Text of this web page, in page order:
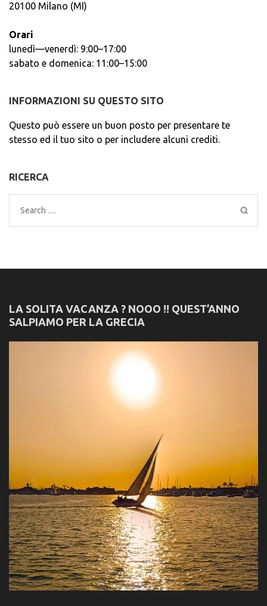
20100 Milano (MI)
Orari
lunedì—venerdì: 9:00–17:00
sabato e domenica: 11:00–15:00
INFORMAZIONI SU QUESTO SITO
Questo può essere un buon posto per presentare te
stesso ed il tuo sito o per includere alcuni crediti.
RICERCA
Search
for:
LA SOLITA VACANZA ? NOOO !! QUEST’ANNO
SALPIAMO PER LA GRECIA